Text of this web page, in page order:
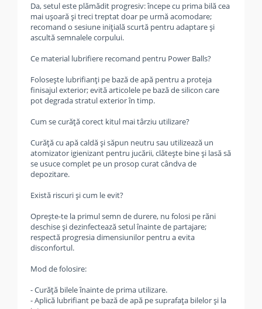
Da, setul este plămădit progresiv: începe cu prima bilă cea
mai ușoară și treci treptat doar pe urmă acomodare;
recomand o sesiune inițială scurtă pentru adaptare și
ascultă semnalele corpului.
Ce material lubrifiere recomand pentru Power Balls?
Folosește lubrifianți pe bază de apă pentru a proteja
finisajul exterior; evită articolele pe bază de silicon care
pot degrada stratul exterior în timp.
Cum se curăță corect kitul mai târziu utilizare?
Curăță cu apă caldă și săpun neutru sau utilizează un
atomizator igienizant pentru jucării, clătește bine și lasă să
se usuce complet pe un prosop curat cândva de
depozitare.
Există riscuri și cum le evit?
Oprește-te la primul semn de durere, nu folosi pe răni
deschise și dezinfectează setul înainte de partajare;
respectă progresia dimensiunilor pentru a evita
disconfortul.
Mod de folosire:
- Curăță bilele înainte de prima utilizare.
- Aplică lubrifiant pe bază de apă pe suprafața bilelor și la